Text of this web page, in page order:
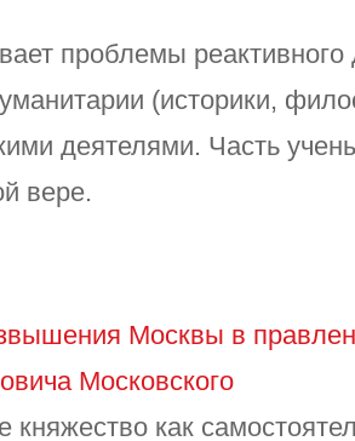
проблемы
(историки,
деятелями. Часть
вере.
Москвы в
Московского
княжество как